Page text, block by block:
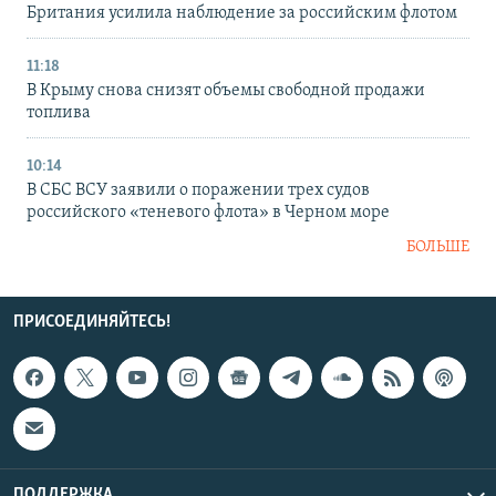
Британия усилила наблюдение за российским флотом
11:18
В Крыму снова снизят объемы свободной продажи
топлива
10:14
В СБС ВСУ заявили о поражении трех судов
российского «теневого флота» в Черном море
БОЛЬШЕ
ПРИСОЕДИНЯЙТЕСЬ!